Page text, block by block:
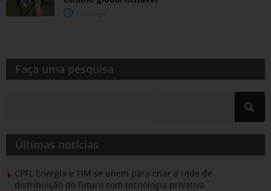
Faça uma pesquisa​​
Últimas notícias
CPFL Energia e TIM se unem para criar a rede de
distribuição do futuro com tecnologia privativa